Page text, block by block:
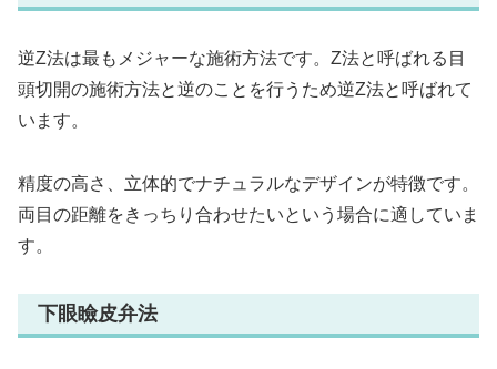
逆Z法は最もメジャーな施術方法です。Z法と呼ばれる目
頭切開の施術方法と逆のことを行うため逆Z法と呼ばれて
います。
精度の高さ、立体的でナチュラルなデザインが特徴です。
両目の距離をきっちり合わせたいという場合に適していま
す。
下眼瞼皮弁法